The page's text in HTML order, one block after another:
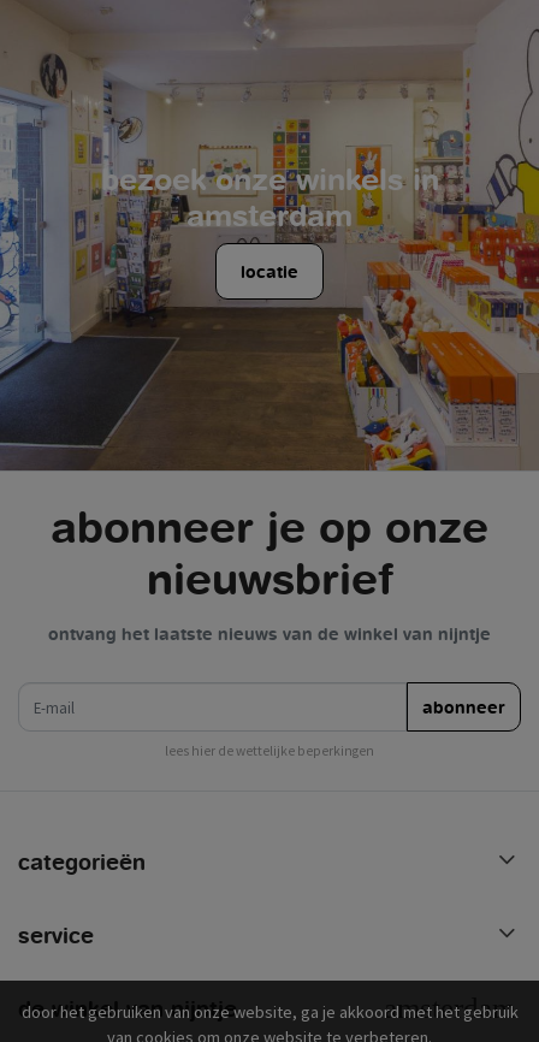
bezoek onze winkels in
amsterdam
locatie
abonneer je op onze
nieuwsbrief
ontvang het laatste nieuws van de winkel van nijntje
abonneer
lees hier de wettelijke beperkingen
categorieën
service
de winkel van nijntje
door het gebruiken van onze website, ga je akkoord met het gebruik
van cookies om onze website te verbeteren.